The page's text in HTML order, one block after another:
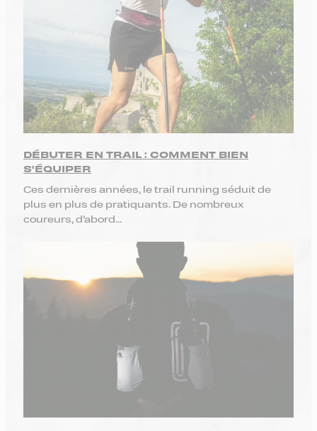
DÉBUTER EN TRAIL : COMMENT BIEN
S'ÉQUIPER
Ces dernières années, le trail running séduit de
plus en plus de pratiquants. De nombreux
coureurs, d’abord...